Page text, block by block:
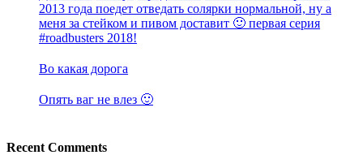
2013 года поедет отведать солярки нормальной, ну а
меня за стейком и пивом доставит 🙂 первая серия
#roadbusters 2018!
Во какая дорога
Опять ваг не влез 🙂
Recent Comments